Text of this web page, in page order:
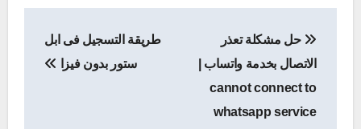
المقالات
حل مشكلة تعذر
الاتصال بخدمة واتساب |
cannot connect to
whatsapp service
طريقة التسجيل فى ابل
ستور بدون فيزا